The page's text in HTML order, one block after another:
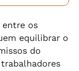
entre os
equilibrar o
do